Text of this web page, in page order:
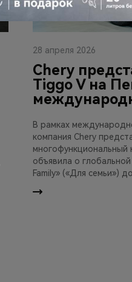
28 апреля 2026
Chery
Tiggo V на
В рамках
компания Chery
многофункциональный
объявила о
Family» («Для семьи»)